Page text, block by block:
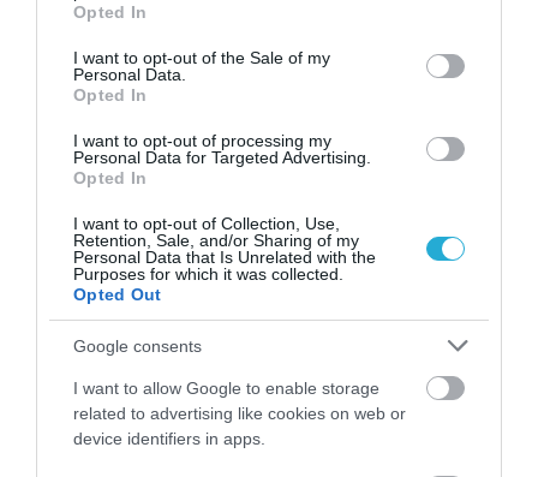
use your data for below specified purposes in below Google
consent section.
Opted In
I want to opt-out of the Sale of my
Personal Data.
Opted In
I want to opt-out of processing my
Personal Data for Targeted Advertising.
Opted In
I want to opt-out of Collection, Use,
Retention, Sale, and/or Sharing of my
Personal Data that Is Unrelated with the
Purposes for which it was collected.
Opted Out
Google consents
I want to allow Google to enable storage
related to advertising like cookies on web or
device identifiers in apps.
ΙΩΑΝΝΑ ΚΑΡΑ
06.08.2026 | 22:40
Αλεξανδρούπολη: Χειροπέδες σε άνδρα
που επιδείκνυε τα γεννητικά του όργανα
ΙΩΑΝΝΑ ΠΥΛΟΥΔΗ
06.08.2026 | 22:20
PODCASTS
Μπαλατσούκας pagenews.gr:«Η κυβέρνηση θυμάται τους
στήριξη»